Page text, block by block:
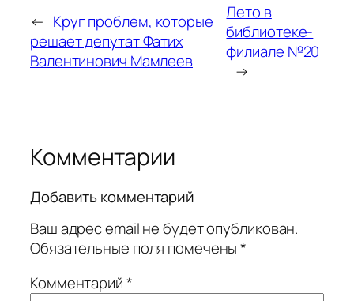
← Круг проблем, которые
решает депутат Фатих
Валентинович Мамлеев
Лето в
библиотеке-
филиале №20
→
Комментарии
Добавить комментарий
Ваш адрес email не будет опубликован.
Обязательные поля помечены*
Комментарий*